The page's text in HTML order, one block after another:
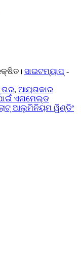
ସାଇଟମ୍ୟାପ୍ -
, ଆୟତାକାର
ଏନାମେଲ୍ଡ
ଆଲୁମିନିୟମ ୱିଣ୍ଡିଂ